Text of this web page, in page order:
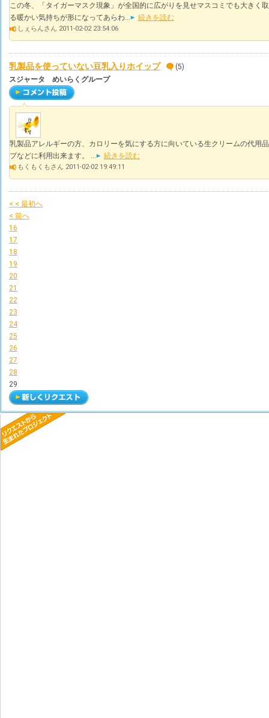
この冬、「タイガーマスク現象」が全国的に広がりを見せマスコミでも大きく
る暖かい気持ちが形になってあらわ...
続きを読む
しぇらんさん 2011-02-02 23:54:06
乳製品を使っていない豆乳入りホイップ
(5)
スジャータ めいらくグループ
乳製品アレルギーの方、カロリーを気にする方に向いている生クリームの代用
プなどに利用出来ます。 ...
続きを読む
もくもくもさん 2011-02-02 19:49:11
< < 最初へ
< 前へ
16
17
18
19
20
21
22
23
24
25
26
27
28
29